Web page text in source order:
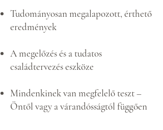
Tudományosan megalapozott, érthető
eredmények
A megelőzés és a tudatos
családtervezés eszköze
Mindenkinek van megfelelő teszt –
Öntől vagy a várandósságtól függően